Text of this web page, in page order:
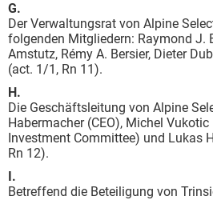
G.
Der Verwaltungsrat von Alpine
folgenden Mitgliedern: Raymond J.
Amstutz, Rémy A. Bersier, Dieter
(act. 1/1, Rn 11).
H.
Die Geschäftsleitung von Alpine
Habermacher (CEO), Michel Vukotic
Investment Committee) und Lukas
Rn 12).
I.
Betreffend die Beteiligung von